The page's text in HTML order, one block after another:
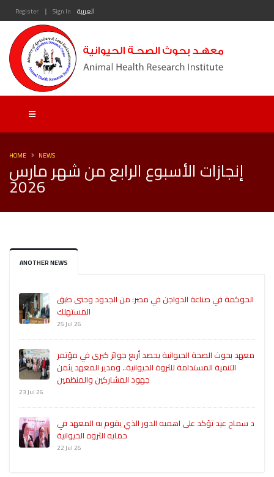
Register | Sign In العربية
إنجازات الأسبوع الرابع من شهر مارس
2026
HOME NEWS
ANOTHER NEWS
الحوكمة في صناعة الدواجن في مصر: من الجدود وحتى طبق
المستهلك
25 Jul 26
معهد بحوث الصحة الحيوانية يحصد أربع جوائز كبرى في مؤتمر
التنمية المستدامة للثروة الحيوانية.. ومدير المعهد يثمن
جهود المشاركين والمنظمين
23 Jul 26
د سماح عيد تؤكد على اهميه الدور الذي يقوم به المعهد في
حمايه الثروه الحيوانية
22 Jul 26